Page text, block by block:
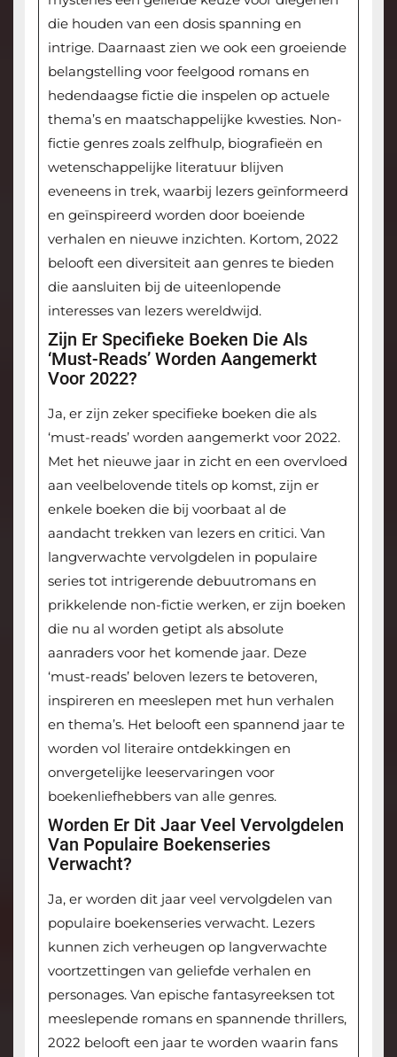
die houden van een dosis spanning en
intrige. Daarnaast zien we ook een groeiende
belangstelling voor feelgood romans en
hedendaagse fictie die inspelen op actuele
thema’s en maatschappelijke kwesties. Non-
fictie genres zoals zelfhulp, biografieën en
wetenschappelijke literatuur blijven
eveneens in trek, waarbij lezers geïnformeerd
en geïnspireerd worden door boeiende
verhalen en nieuwe inzichten. Kortom, 2022
belooft een diversiteit aan genres te bieden
die aansluiten bij de uiteenlopende
interesses van lezers wereldwijd.
Zijn Er Specifieke Boeken Die Als
‘must-Reads’ Worden Aangemerkt
Voor 2022?
Ja, er zijn zeker specifieke boeken die als
‘must-reads’ worden aangemerkt voor 2022.
Met het nieuwe jaar in zicht en een overvloed
aan veelbelovende titels op komst, zijn er
enkele boeken die bij voorbaat al de
aandacht trekken van lezers en critici. Van
langverwachte vervolgdelen in populaire
series tot intrigerende debuutromans en
prikkelende non-fictie werken, er zijn boeken
die nu al worden getipt als absolute
aanraders voor het komende jaar. Deze
‘must-reads’ beloven lezers te betoveren,
inspireren en meeslepen met hun verhalen
en thema’s. Het belooft een spannend jaar te
worden vol literaire ontdekkingen en
onvergetelijke leeservaringen voor
boekenliefhebbers van alle genres.
Worden Er Dit Jaar Veel Vervolgdelen
Van Populaire Boekenseries
Verwacht?
Ja, er worden dit jaar veel vervolgdelen van
populaire boekenseries verwacht. Lezers
kunnen zich verheugen op langverwachte
voortzettingen van geliefde verhalen en
personages. Van epische fantasyreeksen tot
meeslepende romans en spannende thrillers,
2022 belooft een jaar te worden waarin fans